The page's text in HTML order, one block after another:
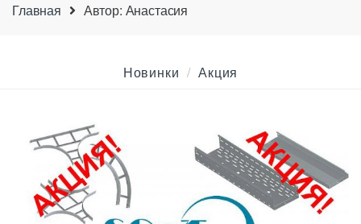
Главная Автор: Анастасия
Новинки Акция